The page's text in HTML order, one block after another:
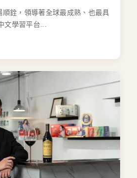
銓，領導著全球最成熟、也最具
文學習平台...